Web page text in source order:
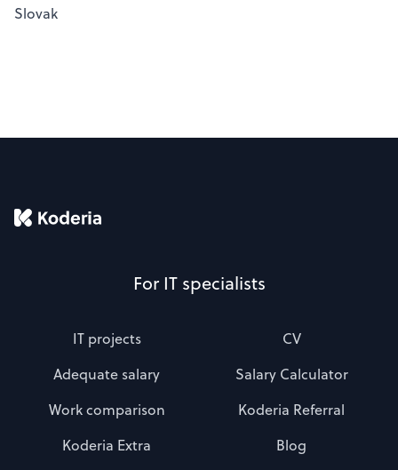
Slovak
For IT specialists
IT projects
CV
Adequate salary
Salary Calculator
Work comparison
Koderia Referral
Koderia Extra
Blog